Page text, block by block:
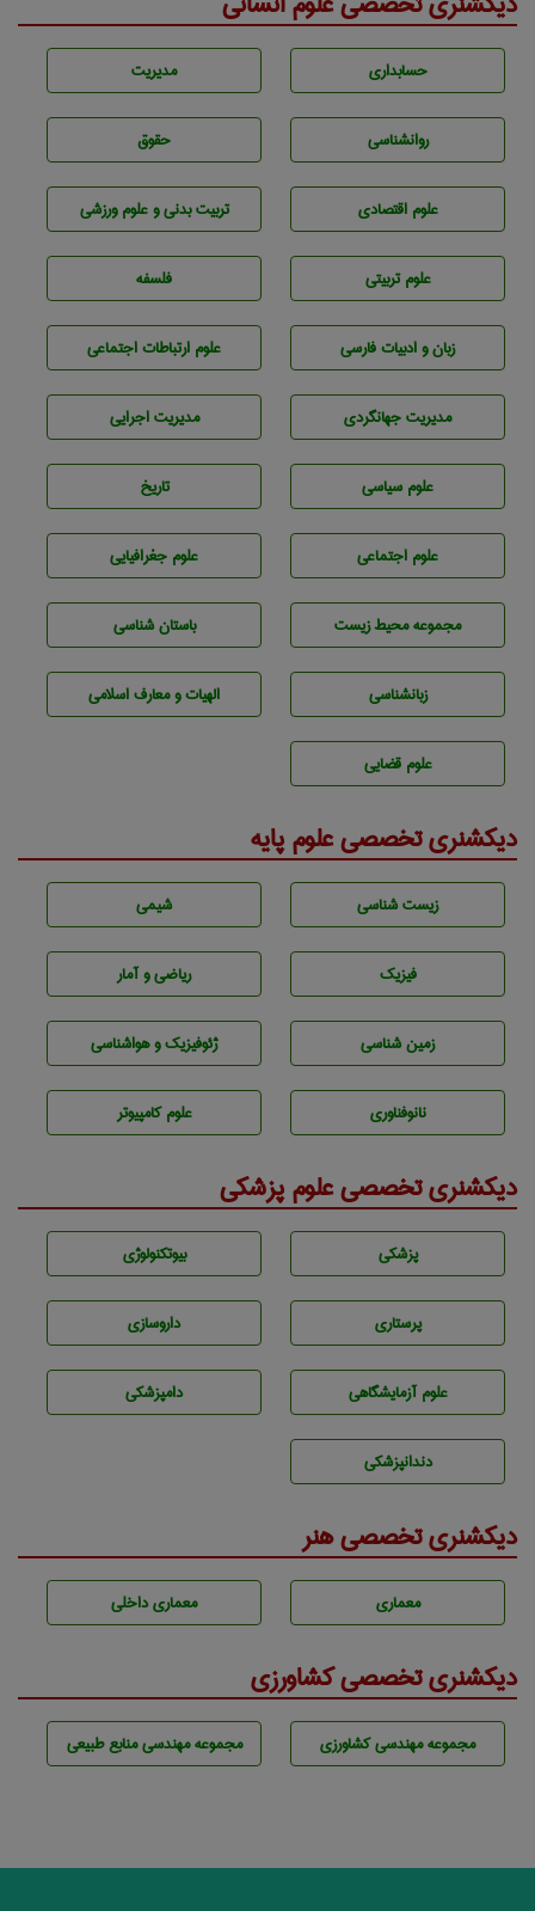
حسابداری مديريت
روانشناسی حقوق
علوم اقتصادی تربيت بدنی و علوم ورزشی
علوم تربيتی فلسفه
زبان و ادبيات فارسی علوم ارتباطات اجتماعی
مديريت جهانگردی مديريت اجرايی
علوم سياسی تاريخ
علوم اجتماعی علوم جغرافيايی
مجموعه محيط زيست باستان شناسی
زبانشناسی الهیات و معارف اسلامی
علوم قضایی
دیکشنری تخصصی علوم پایه
زيست شناسی شيمی
فیزیک ریاضی و آمار
زمين شناسی ژئوفيزيك و هواشناسی
نانوفناوری علوم کامپیوتر
دیکشنری تخصصی علوم پزشکی
پزشكی بيوتكنولوژی
پرستاری داروسازی
علوم آزمايشگاهی دامپزشكی
دندانپزشكی
دیکشنری تخصصی هنر
معماری معماری داخلی
دیکشنری تخصصی کشاورزی
مجموعه مهندسی كشاورزی مجموعه مهندسی منابع طبيعی